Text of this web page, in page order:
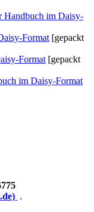
Handbuch im Daisy-
Format [gepackt
Format [gepackt
im Daisy-Format
.